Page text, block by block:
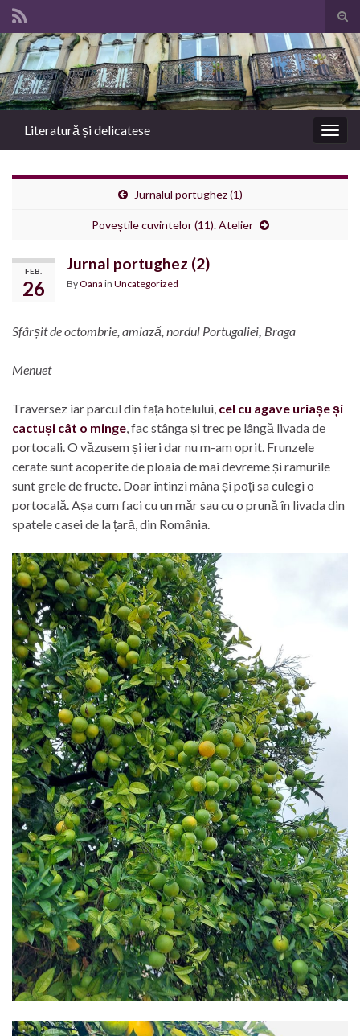
Search for:
Literatură și delicatese
Jurnalul portughez (1)
Poveștile cuvintelor (11). Atelier
FEB.
26
Jurnal portughez (2)
ByOana in Uncategorized
Sfârșit de octombrie, amiază, nordul Portugaliei Braga
Menuet
Traversez iar parcul din fața hotelului, cel cu agave uriașe și
cactuși cât o minge , fac stânga și trec pe lângă livada de
portocali. O văzusem și ieri dar nu m-am oprit. Frunzele
cerate sunt acoperite de ploaia de mai devreme și ramurile
sunt grele de fructe. Doar întinzi mâna și poți sa culegi o
portocală. Așa cum faci cu un măr sau cu o prună în livada din
spatele casei de la țară, din România.